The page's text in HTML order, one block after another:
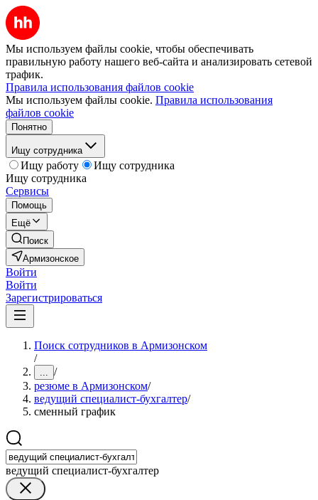
Мы используем файлы cookie, чтобы обеспечивать
правильную работу нашего веб-сайта и анализировать сетевой
трафик.
Правила использования файлов cookie
Мы используем файлы cookie. Правила использования
файлов cookie
Понятно
Ищу сотрудника
Ищу работу
Ищу сотрудника
Ищу сотрудника
Сервисы
Помощь
Ещё
Поиск
Армизонское
Войти
Войти
Зарегистрироваться
Поиск сотрудников в Армизонском
/
... /
резюме в Армизонском/
ведущий специалист-бухгалтер/
сменный график
ведущий специалист-бухгалтер